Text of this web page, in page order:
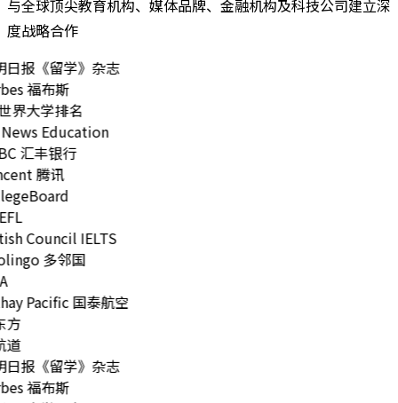
与全球顶尖教育机构、媒体品牌、金融机构及科技公司建立深
度战略合作
报《留学》杂志
福布斯
界大学排名
Education
汇丰银行
腾讯
Council IELTS
多邻国
Pacific 国泰航空
报《留学》杂志
福布斯